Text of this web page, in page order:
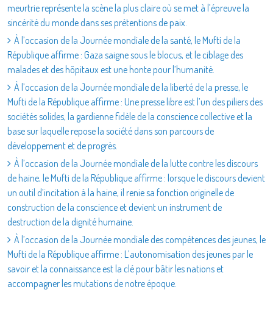
meurtrie représente la scène la plus claire où se met à l’épreuve la
sincérité du monde dans ses prétentions de paix.
À l’occasion de la Journée mondiale de la santé, le Mufti de la
République affirme : Gaza saigne sous le blocus, et le ciblage des
malades et des hôpitaux est une honte pour l’humanité.
À l’occasion de la Journée mondiale de la liberté de la presse, le
Mufti de la République affirme : Une presse libre est l’un des piliers des
sociétés solides, la gardienne fidèle de la conscience collective et la
base sur laquelle repose la société dans son parcours de
développement et de progrès.
À l’occasion de la Journée mondiale de la lutte contre les discours
de haine, le Mufti de la République affirme : lorsque le discours devient
un outil d’incitation à la haine, il renie sa fonction originelle de
construction de la conscience et devient un instrument de
destruction de la dignité humaine.
À l’occasion de la Journée mondiale des compétences des jeunes, le
Mufti de la République affirme : L’autonomisation des jeunes par le
savoir et la connaissance est la clé pour bâtir les nations et
accompagner les mutations de notre époque.